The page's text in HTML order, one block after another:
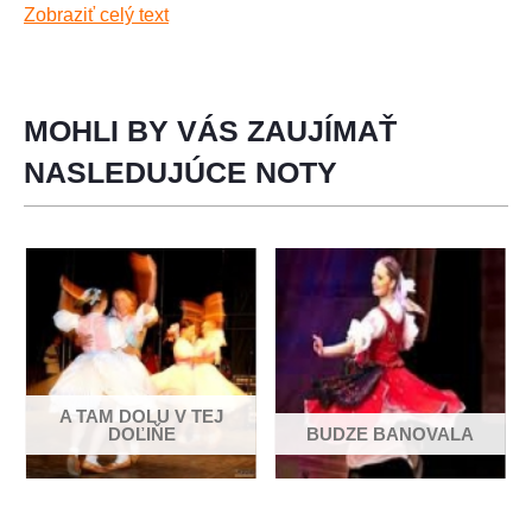
Neráňaj, neráňaj, zelené padajú,
A ja som neráňal, zelené padali,
[:také som dievča bral, aké mi dávali.:]
[:akoby ho nikda na svete nebolo.:]
Keď sa šuhaj žení, akoby sa topil,
[:akoby ten kameň do vody zahodil.:]
Ešte sa ten kameň vo vode obráti,
[:ale moja mladosť nikdy sa nevráti.:]
Zobraziť celý text
MOHLI BY VÁS ZAUJÍMAŤ
NASLEDUJÚCE NOTY
A TAM DOLU V TEJ
DOĽIŇE
BUDZE BANOVALA